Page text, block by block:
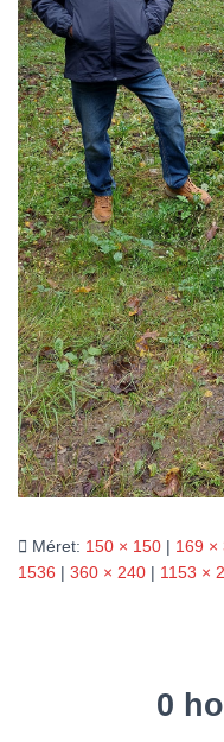
Méret: 150 × 150 | 169 ×
1536 | 360 × 240 | 1153 ×
0